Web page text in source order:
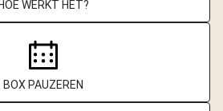
HOE WERKT HET?
BOX PAUZEREN